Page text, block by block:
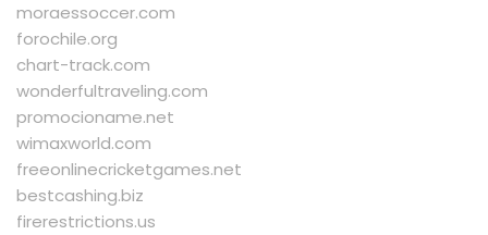
moraessoccer.com
forochile.org
chart-track.com
wonderfultraveling.com
promocioname.net
wimaxworld.com
freeonlinecricketgames.net
bestcashing.biz
firerestrictions.us